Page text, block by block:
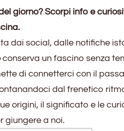
giorno? Scorpi info e
dai social, dalle notifiche
conserva un fascino senza
di connetterci con il
dal frenetico
origini, il significato e le
giungere a noi.